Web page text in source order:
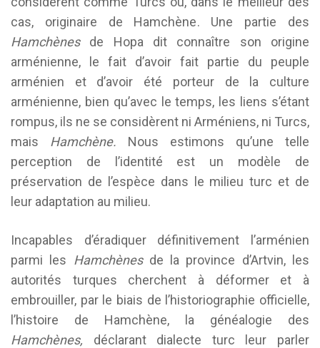
cas, originaire de Hamchène. Une partie des
Hamchènes de Hopa dit connaître son origine
arménienne, le fait d’avoir fait partie du peuple
arménien et d’avoir été porteur de la culture
arménienne, bien qu’avec le temps, les liens s’étant
rompus, ils ne se considèrent ni Arméniens, ni Turcs,
mais Hamchène. Nous estimons qu’une telle
perception de l’identité est un modèle de
préservation de l’espèce dans le milieu turc et de
leur adaptation au milieu.
Incapables d’éradiquer définitivement l’arménien
parmi les Hamchènes de la province d’Artvin, les
autorités turques cherchent à déformer et à
embrouiller, par le biais de l’historiographie officielle,
l’histoire de Hamchène, la généalogie des
Hamchènes, déclarant dialecte turc leur parler